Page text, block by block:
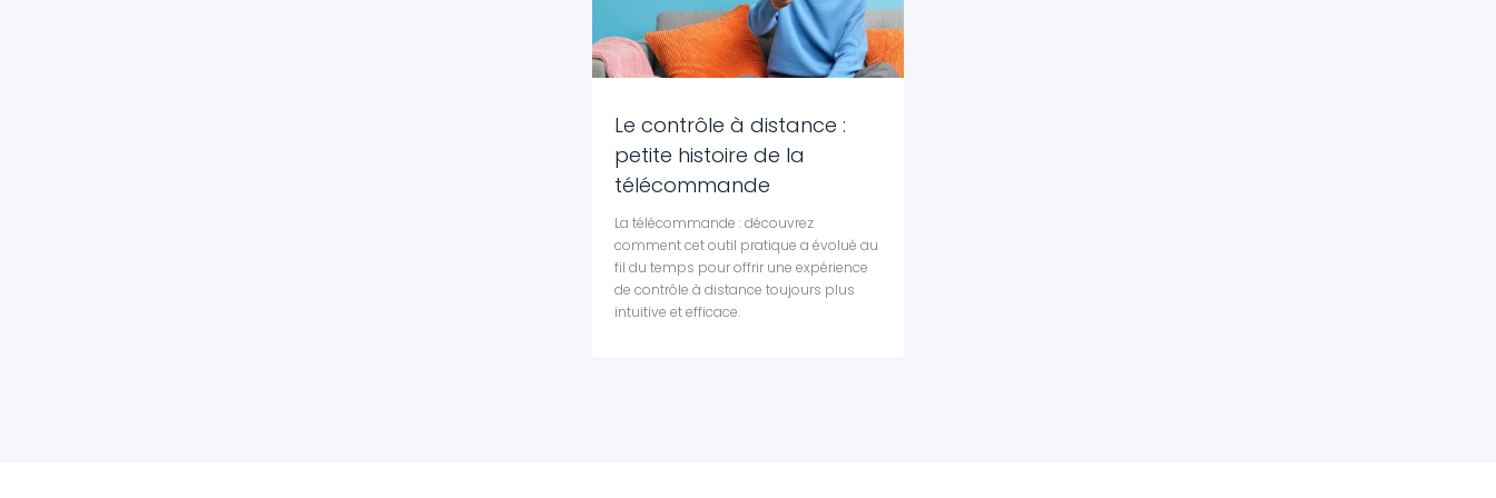
Le contrôle à distance :
petite histoire de la
télécommande
La télécommande : découvrez
comment cet outil pratique a évolué au
fil du temps pour offrir une expérience
de contrôle à distance toujours plus
intuitive et efficace.